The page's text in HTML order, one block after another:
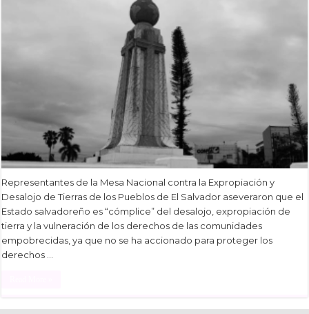
Representantes de la Mesa Nacional contra la Expropiación y
Desalojo de Tierras de los Pueblos de El Salvador aseveraron que el
Estado salvadoreño es “cómplice” del desalojo, expropiación de
tierra y la vulneración de los derechos de las comunidades
empobrecidas, ya que no se ha accionado para proteger los
derechos …